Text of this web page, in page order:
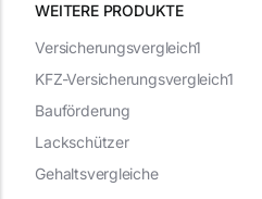
WEITERE PRODUKTE
Versicherungsvergleich1
KFZ-Versicherungsvergleich1
Bauförderung
Lackschützer
Gehaltsvergleiche